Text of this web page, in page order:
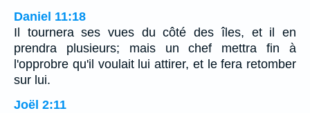
Daniel 11:18
Il tournera ses vues du côté des îles, et il en
prendra plusieurs; mais un chef mettra fin à
l'opprobre qu'il voulait lui attirer, et le fera retomber
sur lui.
Joël 2:11